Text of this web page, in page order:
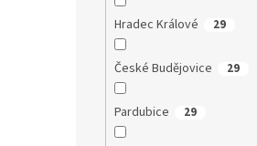
Hradec Králové 29
České Budějovice 29
Pardubice 29